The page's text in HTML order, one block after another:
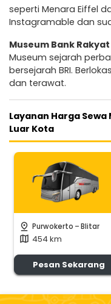
seperti Menara Eiffel
Instagramable dan
Museum Bank
Museum sejarah
bersejarah BRI.
dan terawat.
Layanan Harga
Luar Kota
pin_drop Purwokerto -Blitar
map 454 km
Pesan Sekarang